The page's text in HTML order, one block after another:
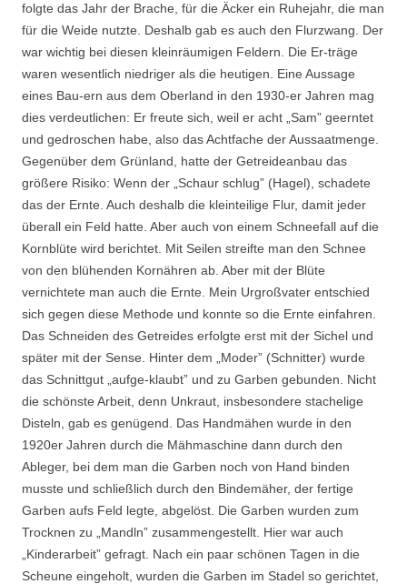
folgte das Jahr der Brache, für die Äcker ein Ruhejahr, die man
für die Weide nutzte. Deshalb gab es auch den Flurzwang. Der
war wichtig bei diesen kleinräumigen Feldern. Die Er-träge
waren wesentlich niedriger als die heutigen. Eine Aussage
eines Bau-ern aus dem Oberland in den 1930-er Jahren mag
dies verdeutlichen: Er freute sich, weil er acht „Sam” geerntet
und gedroschen habe, also das Achtfache der Aussaatmenge.
Gegenüber dem Grünland, hatte der Getreideanbau das
größere Risiko: Wenn der „Schaur schlug” (Hagel), schadete
das der Ernte. Auch deshalb die kleinteilige Flur, damit jeder
überall ein Feld hatte. Aber auch von einem Schneefall auf die
Kornblüte wird berichtet. Mit Seilen streifte man den Schnee
von den blühenden Kornähren ab. Aber mit der Blüte
vernichtete man auch die Ernte. Mein Urgroßvater entschied
sich gegen diese Methode und konnte so die Ernte einfahren.
Das Schneiden des Getreides erfolgte erst mit der Sichel und
später mit der Sense. Hinter dem „Moder” (Schnitter) wurde
das Schnittgut „aufge-klaubt” und zu Garben gebunden. Nicht
die schönste Arbeit, denn Unkraut, insbesondere stachelige
Disteln, gab es genügend. Das Handmähen wurde in den
1920er Jahren durch die Mähmaschine dann durch den
Ableger, bei dem man die Garben noch von Hand binden
musste und schließlich durch den Bindemäher, der fertige
Garben aufs Feld legte, abgelöst. Die Garben wurden zum
Trocknen zu „Mandln” zusammengestellt. Hier war auch
„Kinderarbeit” gefragt. Nach ein paar schönen Tagen in die
Scheune eingeholt, wurden die Garben im Stadel so gerichtet,